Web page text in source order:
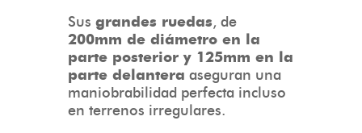
Sus grandes ruedas, de
200mm de diámetro en la
parte posterior y 125mm en la
parte delantera aseguran una
maniobrabilidad perfecta incluso
en terrenos irregulares.